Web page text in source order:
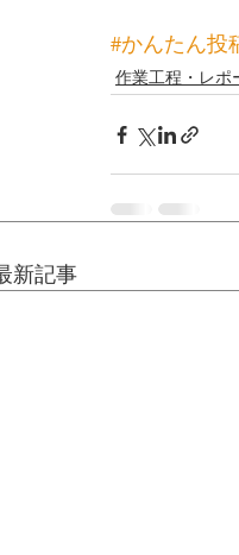
#かんたん投
作業工程・レポ
新記事